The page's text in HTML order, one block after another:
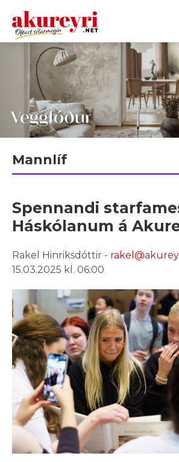
Leita
Mannlíf
Spennandi
Háskólanum á
Rakel Hinriksdóttir -
15.03.2025 kl. 06:00